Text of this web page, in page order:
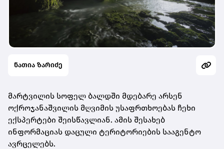
ნათია ზარიძე
მარტვილის სოფელ ბალდში მდებარე არსენ
ოქროჯანაშვილის მღვიმის უსაფრთხოებას ჩეხი
ექსპერტები შეისწავლიან. ამის შესახებ
ინფორმაციას დაცული ტერიტორიების სააგენტო
ავრცელებს.